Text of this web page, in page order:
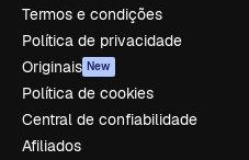
Termos e condições
Política de privacidade
Originais New
Política de cookies
Central de confiabilidade
Afiliados